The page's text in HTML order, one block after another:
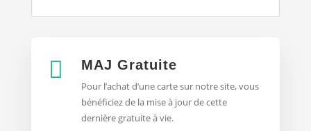
 MAJ Gratuite
Pour l’achat d’une carte sur notre site, vous
bénéficiez de la mise à jour de cette
dernière gratuite à vie.